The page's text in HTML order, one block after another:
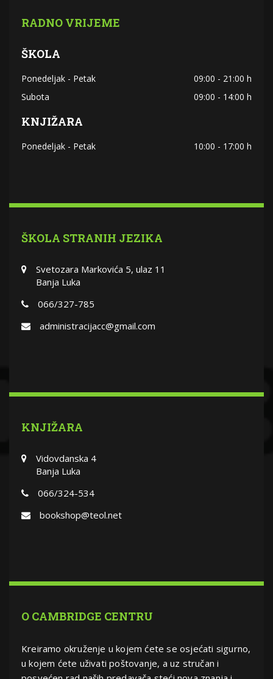
RADNO VRIJEME
ŠKOLA
Ponedeljak - Petak
09:00 - 21:00 h
Subota
09:00 - 14:00 h
KNJIŽARA
Ponedeljak - Petak 10:00 - 17:00 h
ŠKOLA STRANIH JEZIKA
Svetozara Markovića 5, ulaz 11
Banja Luka
066/327-785
administracijacc@gmail.com
KNJIŽARA
Vidovdanska 4
Banja Luka
066/324-534
bookshop@teol.net
O CAMBRIDGE CENTRU
Kreiramo okruženje u kojem ćete se osjećati sigurno,
u kojem ćete uživati poštovanje, a uz stručan i